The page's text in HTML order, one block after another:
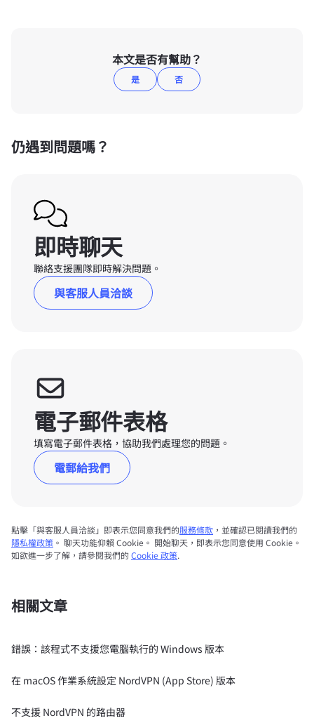
本文是否有幫助？
是 否
仍遇到問題嗎？
即時聊天
聯絡支援團隊即時解決問題。
與客服人員洽談
電子郵件表格
填寫電子郵件表格，協助我們處理您的問題。
電郵給我們
點擊「與客服人員洽談」即表示您同意我們的服務條款 ，並確認已閱讀我們的
隱私權政策 。 聊天功能仰賴 Cookie。 開始聊天，即表示您同意使用 Cookie。
如欲進一步了解，請參閱我們的 Cookie 政策.
相關文章
錯誤：該程式不支援您電腦執行的 Windows 版本
在 macOS 作業系統設定 NordVPN (App Store) 版本
不支援 NordVPN 的路由器